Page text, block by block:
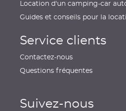
Location d'un camping-car
Guides et conseils pour la
Service clients
Contactez-nous
Questions fréquentes
Suivez-nous